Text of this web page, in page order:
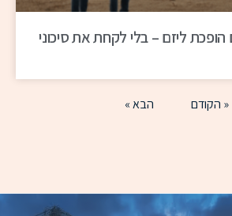
הופכת ליזם – בלי לקחת את סיכוני
« הקודם הבא »